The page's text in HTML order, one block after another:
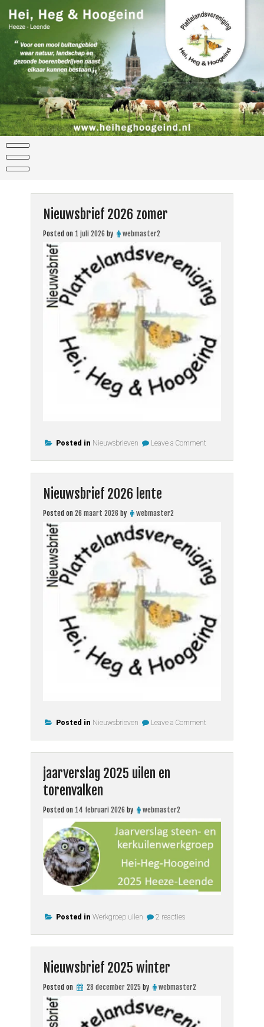
content
Nieuwsbrief 2026 zomer
Posted on 1 juli 2026 by webmaster2
Posted in Nieuwsbrieven Leave a Commenton
Nieuwsbrief 2026 lente
Posted on 26 maart 2026 by webmaster2
Posted in Nieuwsbrieven Leave a Commenton
jaarverslag 2025 uilen en
torenvalken
Posted on 14 februari 2026 by webmaster2
Posted in Werkgroep uilen 2 reactiesop
en
Nieuwsbrief 2025 winter
Posted on 28 december 2025 by webmaster2